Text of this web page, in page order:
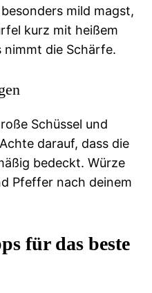
mild magst,
kurz mit heißem
nimmt die Schärfe.
Schüssel und
darauf, dass die
bedeckt. Würze
Pfeffer nach deinem
für das beste